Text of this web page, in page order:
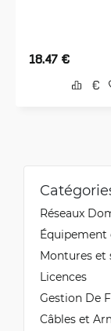
18.47 €
Réseaux
Équipement
Montures et
Licences
Gestion De
Câbles et